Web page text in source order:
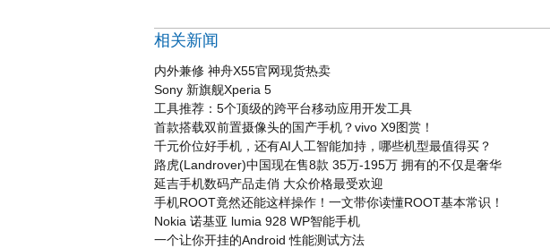
相关新闻
内外兼修 神舟X55官网现货热卖
Sony 新旗舰Xperia 5
工具推荐：5个顶级的跨平台移动应用开发工具
首款搭载双前置摄像头的国产手机？vivo X9图赏！
千元价位好手机，还有AI人工智能加持，哪些机型最值得买？
路虎(Landrover)中国现在售8款 35万-195万 拥有的不仅是奢华
延吉手机数码产品走俏 大众价格最受欢迎
手机ROOT竟然还能这样操作！一文带你读懂ROOT基本常识！
Nokia 诺基亚 lumia 928 WP智能手机
一个让你开挂的Android 性能测试方法